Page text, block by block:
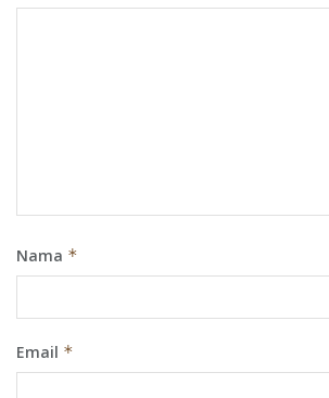
Nama *
Email *